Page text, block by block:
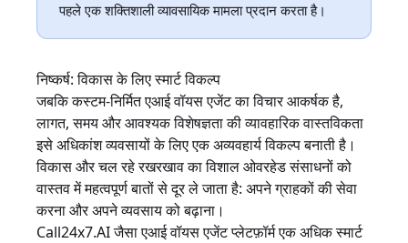
पहले एक शक्तिशाली व्यावसायिक मामला प्रदान करता है।
निष्कर्ष: विकास के लिए स्मार्ट विकल्प
जबकि कस्टम-निर्मित एआई वॉयस एजेंट का विचार आकर्षक है,
लागत, समय और आवश्यक विशेषज्ञता की व्यावहारिक वास्तविकता
इसे अधिकांश व्यवसायों के लिए एक अव्यवहार्य विकल्प बनाती है।
विकास और चल रहे रखरखाव का विशाल ओवरहेड संसाधनों को
वास्तव में महत्वपूर्ण बातों से दूर ले जाता है: अपने ग्राहकों की सेवा
करना और अपने व्यवसाय को बढ़ाना।
Call24x7.AI जैसा एआई वॉयस एजेंट प्लेटफ़ॉर्म एक अधिक स्मार्ट